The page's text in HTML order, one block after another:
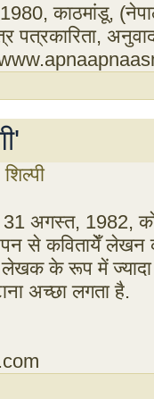
काठमांडू,
पत्रकारिता,
अगस्त, 1982, को
से कवितायेँ
के रूप में ज्यादा
अच्छा लगता है.